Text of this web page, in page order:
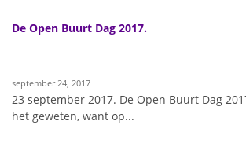
De Open Buurt Dag 2017.
september 24, 2017
23 september 2017. De Open Buurt Dag
het geweten, want op...